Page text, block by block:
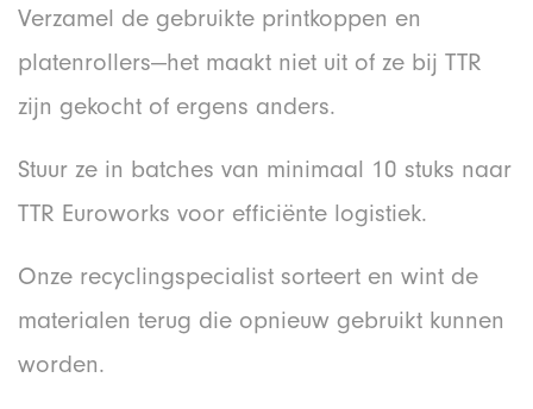
Verzamel de gebruikte printkoppen en
platenrollers—het maakt niet uit of ze bij TTR
zijn gekocht of ergens anders.
Stuur ze in batches van minimaal 10 stuks naar
TTR Euroworks voor efficiënte logistiek.
Onze recycling­specialist sorteert en wint de
materialen terug die opnieuw gebruikt kunnen
worden.